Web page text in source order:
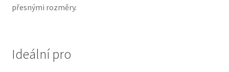
Veterinární dieta pro psy
přesnými rozměry.
Ideální pro